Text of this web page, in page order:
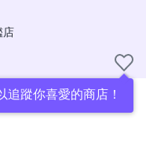
店
追蹤你喜愛的商店！
防曬連帽外套(3266)